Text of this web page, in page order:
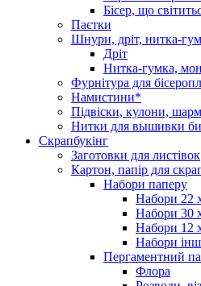
Бісер, що
Паєтки
Шнури, дріт, нитка-
Дріт
Нитка-гумка,
Фурнітура для
Намистини*
Підвіски, кулони,
Нитки для вышивки
Скрапбукінг
Заготовки для листівок
Картон, папір для
Набори паперу
Набори 22
Набори 30
Набори 12
Набори
Пергаментний
Флора